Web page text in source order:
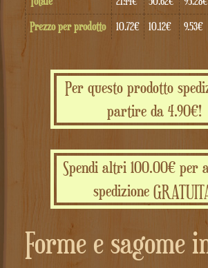
Prezzo per prodotto
10.72€ 10.12€ 9.53€
Per questo prodotto
partire da 4.90€!
Spendi altri 100.00€ per
spedizione
Forme e sagome in legno